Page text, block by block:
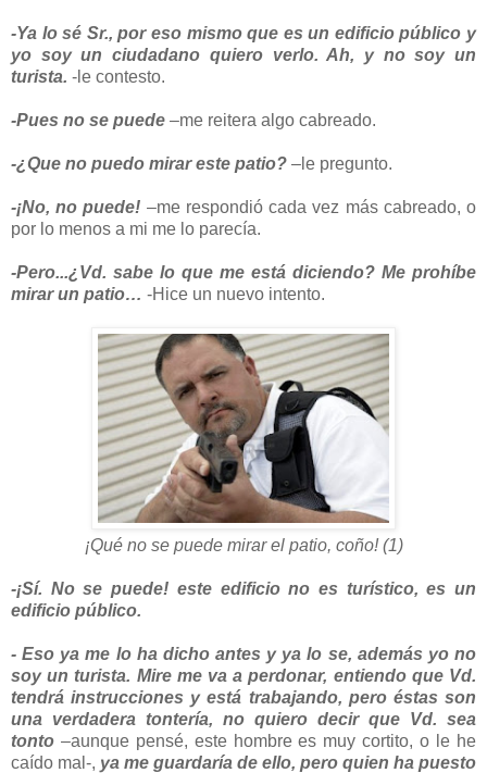
-Ya lo sé Sr., por eso mismo que es un edificio público y
yo soy un ciudadano quiero verlo. Ah, y no soy un
turista. -le contesto.
-Pues no se puede –me reitera algo cabreado.
-¿Que no puedo mirar este patio? –le pregunto.
-¡No, no puede! –me respondió cada vez más cabreado, o
por lo menos a mi me lo parecía.
-Pero...¿Vd. sabe lo que me está diciendo? Me prohíbe
mirar un patio… -Hice un nuevo intento.
¡Qué no se puede mirar el patio, coño! (1)
-¡Sí. No se puede! este edificio no es turístico, es un
edificio público.
- Eso ya me lo ha dicho antes y ya lo se, además yo no
soy un turista. Mire me va a perdonar, entiendo que Vd.
tendrá instrucciones y está trabajando, pero éstas son
una verdadera tontería, no quiero decir que Vd. sea
tonto –aunque pensé, este hombre es muy cortito, o le he
caído mal-, ya me guardaría de ello, pero quien ha puesto